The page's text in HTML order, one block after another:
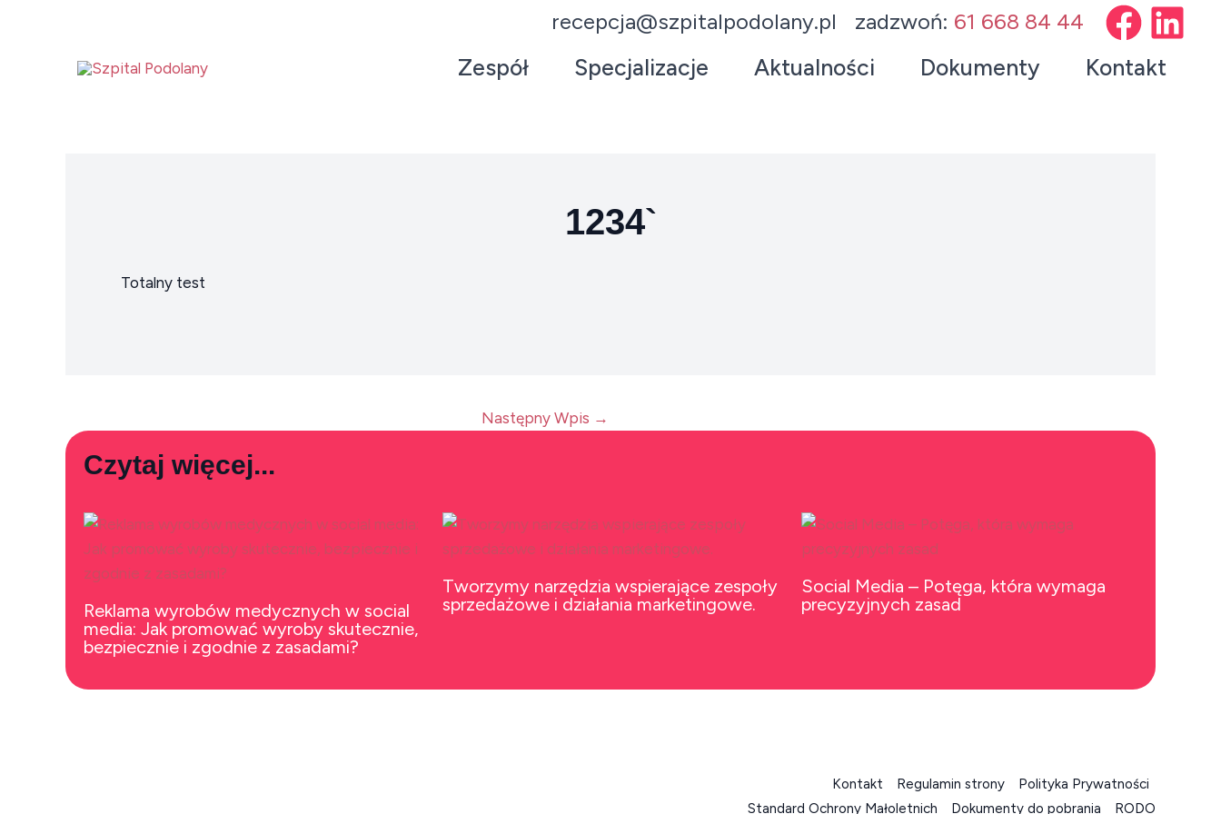
recepcja@szpitalpodolany.pl zadzwoń: 61 668 84 44
Zespół Specjalizacje Aktualności Dokumenty Kontakt
1234`
Totalny test
Następny Wpis →
Czytaj więcej...
Reklama wyrobów medycznych w social
media: Jak promować wyroby skutecznie,
bezpiecznie i zgodnie z zasadami?
Tworzymy narzędzia wspierające zespoły
sprzedażowe i działania marketingowe.
Social Media – Potęga, która wymaga
precyzyjnych zasad
Kontakt Regulamin strony
Polityka Prywatności
Standard Ochrony Małoletnich
Dokumenty do pobrania RODO